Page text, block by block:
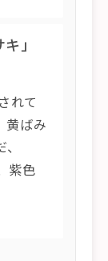
」
れて
黄ばみ
紫色